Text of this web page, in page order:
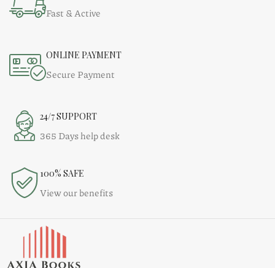
Fast & Active
ONLINE PAYMENT
Secure Payment
24/7 SUPPORT
365 Days help desk
100% SAFE
View our benefits